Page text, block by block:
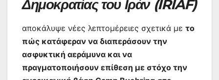
Δημοκρατίας του Ιράν (IRIAF)
αποκάλυψε νέες λεπτομέρειες σχετικά με το
πώς κατάφεραν να διαπεράσουν την
ασφυκτική αεράμυνα και να
πραγματοποιήσουν επίθεση με στόχο την